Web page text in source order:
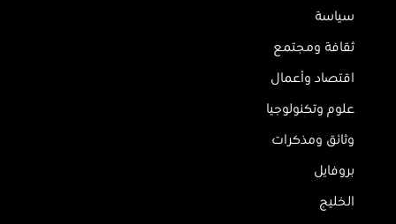
سياسة
ثقافة ومجتمع
اقتصاد وأعمال
علوم وتكنولوجيا
وثائق ومذكرات
بروفايل
الخليج